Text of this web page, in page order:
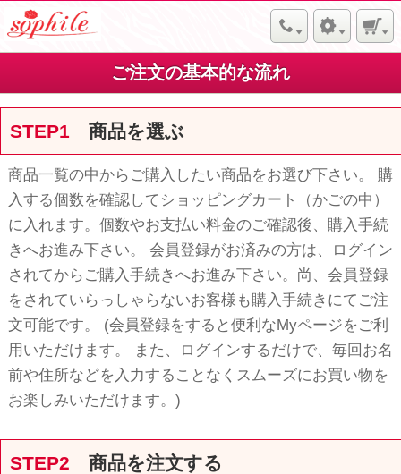
ご注文の基本的な流れ
STEP1 商品を選ぶ
商品一覧の中からご購入したい商品をお選び下さい。 購
入する個数を確認してショッピングカート（かごの中）
に入れます。個数やお支払い料金のご確認後、購入手続
きへお進み下さい。 会員登録がお済みの方は、ログイン
されてからご購入手続きへお進み下さい。尚、会員登録
をされていらっしゃらないお客様も購入手続きにてご注
文可能です。 (会員登録をすると便利なMyページをご利
用いただけます。 また、ログインするだけで、毎回お名
前や住所などを入力することなくスムーズにお買い物を
お楽しみいただけます。)
STEP2 商品を注文する